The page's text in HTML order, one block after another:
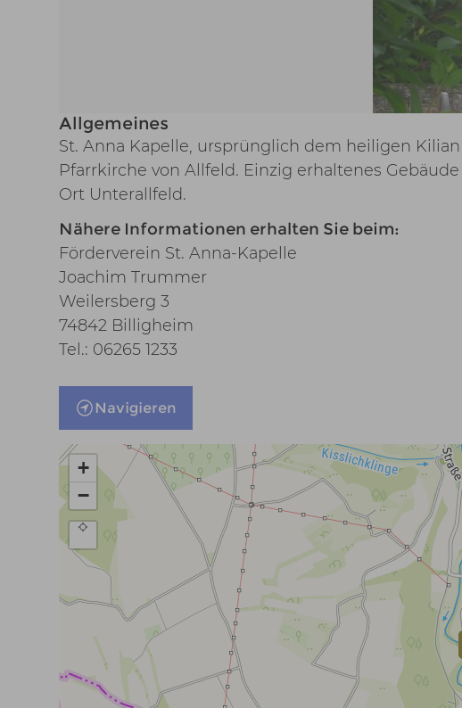
Allgemeines
St. Anna Kapelle, ursprünglich dem heiligen
Pfarrkirche von Allfeld. Einzig erhaltenes
Ort Unterallfeld.
Nähere Informationen erhalten Sie beim:
Förderverein St. Anna-Kapelle
Joachim Trummer
Weilersberg 3
74842 Billigheim
Tel.: 06265 1233
Navigieren